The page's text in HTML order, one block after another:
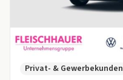
Privat- & Gewerbekunden